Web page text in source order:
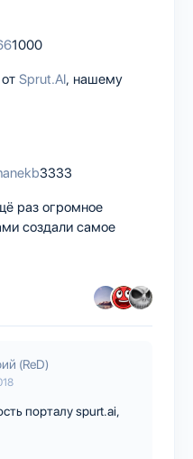
1000
Sprut.AI, нашему
3333
раз огромное
создали самое
(ReD)
порталу spurt.ai,